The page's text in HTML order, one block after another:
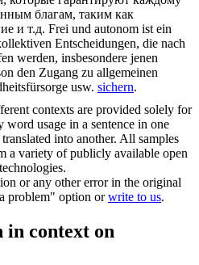
благам, таким как
и т.д. Frei und autonom ist ein
Entscheidungen, die nach
werden, insbesondere jenen
den Zugang zu allgemeinen
usw. sichern.
contexts are provided solely for
usage in a sentence in one
into another. All samples
a variety of publicly available open
or any other error in the original
problem" option orwrite to us.
in context on